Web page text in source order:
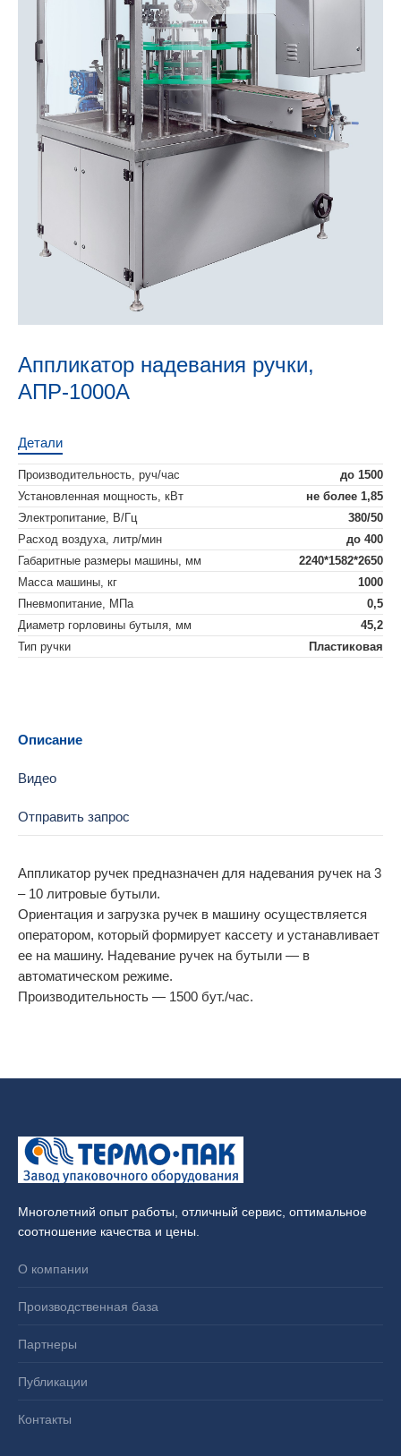
Аппликатор надевания ручки,
АПР-1000А
Детали
Производительность, руч/час
до 1500
Установленная мощность, кВт
не более 1,85
Электропитание, В/Гц
380/50
Расход воздуха, литр/мин
до 400
Габаритные размеры машины, мм
2240*1582*2650
Масса машины, кг
1000
Пневмопитание, МПа
0,5
Диаметр горловины бутыля, мм
45,2
Тип ручки
Пластиковая
Описание
Видео
Отправить запрос
Аппликатор ручек предназначен для надевания ручек на 3
– 10 литровые бутыли.
Ориентация и загрузка ручек в машину осуществляется
оператором, который формирует кассету и устанавливает
ее на машину. Надевание ручек на бутыли — в
автоматическом режиме.
Производительность — 1500 бут./час.
Многолетний опыт работы, отличный сервис, оптимальное
соотношение качества и цены.
О компании
Производственная база
Партнеры
Публикации
Контакты